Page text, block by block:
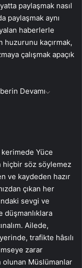
paylaşmak nasıl
paylaşmak aynı
haberlerle
huzurunu kaçırmak,
çalışmak apaçık
Devamı
Yüce
hiçbir söz söylemez
ve kaydeden hazır
çıkan her
sevgi ve
düşmanlıklara
Ailede,
trafikte hâsılı
zarar
Müslümanlar